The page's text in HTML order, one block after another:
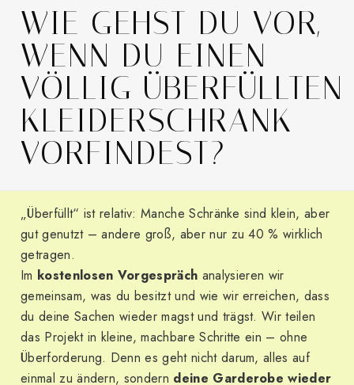
WIE GEHST DU VOR,
WENN DU EINEN
VÖLLIG ÜBERFÜLLTEN
KLEIDERSCHRANK
VORFINDEST?
„Überfüllt“ ist relativ: Manche Schränke sind klein, aber
gut genutzt – andere groß, aber nur zu 40 % wirklich
getragen.
Im kostenlosen Vorgespräch analysieren wir
gemeinsam, was du besitzt und wie wir erreichen, dass
du deine Sachen wieder magst und trägst. Wir teilen
das Projekt in kleine, machbare Schritte ein – ohne
Überforderung. Denn es geht nicht darum, alles auf
einmal zu ändern, sondern deine Garderobe wieder